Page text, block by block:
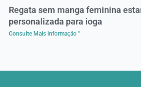
Regata sem manga feminina
personalizada para ioga
Consulte Mais informação "